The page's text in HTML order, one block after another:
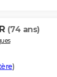
(74 ans)
)